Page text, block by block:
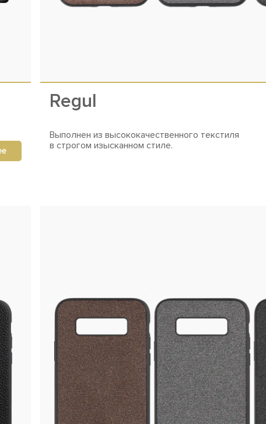
Rеgul
Выполнен из высококачественного текстиля
в строгом изысканном стиле.